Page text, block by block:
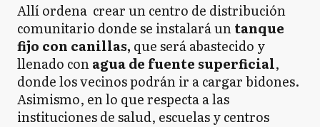
Allí ordena crear un centro de distribución
comunitario donde se instalará untanque
fijo con canillas, que será abastecido y
llenado conagua de fuente superficial,
donde los vecinos podrán ir a cargar bidones.
Asimismo, en lo que respecta a las
instituciones de salud, escuelas y centros